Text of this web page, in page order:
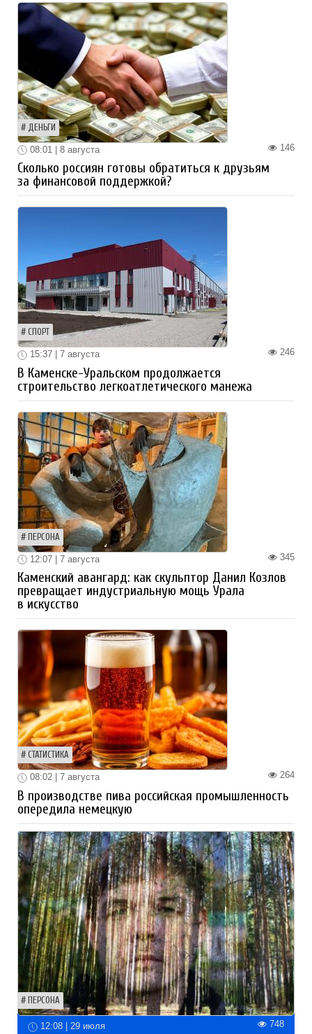
ДЕНЬГИ
146
08:01 | 8 августа
Сколько россиян готовы обратиться к друзьям
за финансовой поддержкой?
СПОРТ
246
15:37 | 7 августа
В Каменске-Уральском продолжается
строительство легкоатлетического манежа
ПЕРСОНА
345
12:07 | 7 августа
Каменский авангард: как скульптор Данил Козлов
превращает индустриальную мощь Урала
в искусство
СТАТИСТИКА
264
08:02 | 7 августа
В производстве пива российская промышленность
опередила немецкую
ПЕРСОНА
12:08 | 29 июля 748